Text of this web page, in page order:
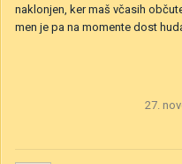
naklonjen, ker maš včasih
men je pa na momente dost
27.